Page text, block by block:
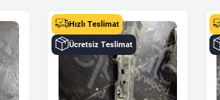
Hızlı Teslimat
Ücretsiz Teslimat